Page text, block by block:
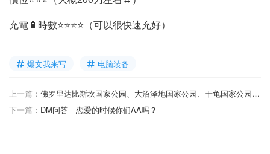
充電🔋時數⭐️⭐️⭐️⭐️（可以很快速充好）
爆文我来写 电脑装备
上一篇：
佛罗里达比斯坎国家公园、大沼泽地国家公园、干龟国家公园攻略
下一篇： DM问答｜恋爱的时候你们AA吗？